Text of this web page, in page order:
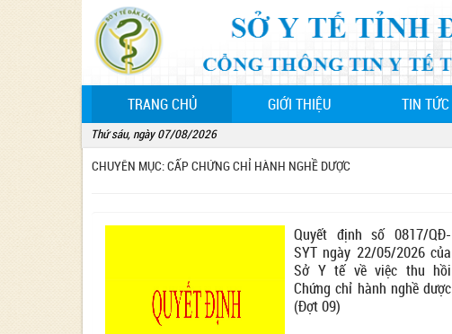
TRANG CHỦ(CURRENT) GIỚI THIỆU TIN TỨC
Thứ sáu, ngày 07/08/2026
CHUYÊN MỤC: CẤP CHỨNG CHỈ HÀNH NGHỀ DƯỢC
Quyết định số 0817/QĐ-
SYT ngày 22/05/2026 của
Sở Y tế về việc thu hồi
Chứng chỉ hành nghề dược
(Đợt 09)